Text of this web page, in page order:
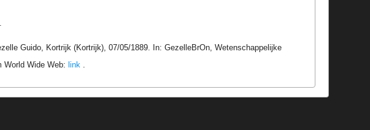
.
Guido, Kortrijk (Kortrijk), 07/05/1889. In: GezelleBrOn, Wetenschappelijke
World Wide Web: link .